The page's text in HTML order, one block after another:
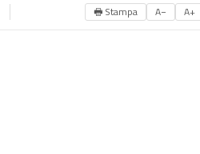
🖶 Stampa A− A+